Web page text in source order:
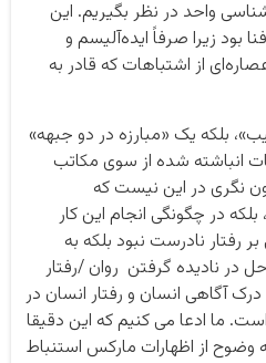
واحد در نظر بگیریم. این
بود زیرا صرفاً ایده‌آلیسم و
از اشتباهات که قادر به
بلکه یک «مبارزه در دو جبهه»
انباشته شده از سوی مکاتب
نگری در این نیست که
در چگونگی انجام این کار
رفتار نادرست نبود بلکه به
حل در نادیده گرفتن روان /رفتار
آگاهی انسان و رفتار انسان در
است. ما ادعا می کنیم که این دقیقا
از اظهارات مارکس استنباط